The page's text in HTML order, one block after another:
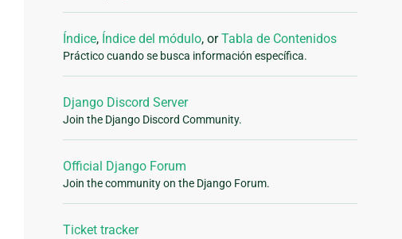
Índice, Índice del módulo, orTabla de Contenidos
Práctico cuando se busca información específica.
Django Discord Server
Join the Django Discord Community.
Official Django Forum
Join the community on the Django Forum.
Ticket tracker